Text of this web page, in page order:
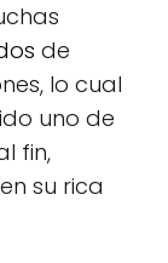
de
lo cual
uno de
fin,
su rica